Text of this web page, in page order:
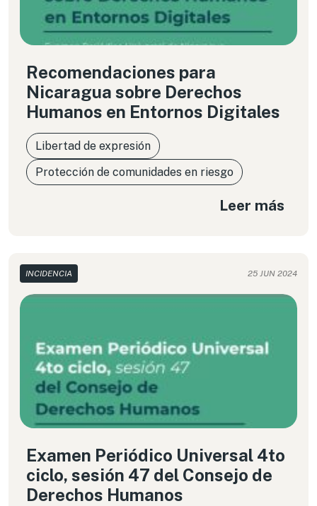
Recomendaciones para
Nicaragua sobre Derechos
Humanos en Entornos Digitales
Libertad de expresión
Protección de comunidades en riesgo
Leer más
INCIDENCIA 25 JUN 2024
Examen Periódico Universal 4to
ciclo, sesión 47 del Consejo de
Derechos Humanos